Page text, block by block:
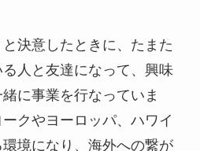
決意したときに、たまた
人と友達になって、興味
に事業を行なっていま
クやヨーロッパ、ハワイ
境になり、海外への繋が